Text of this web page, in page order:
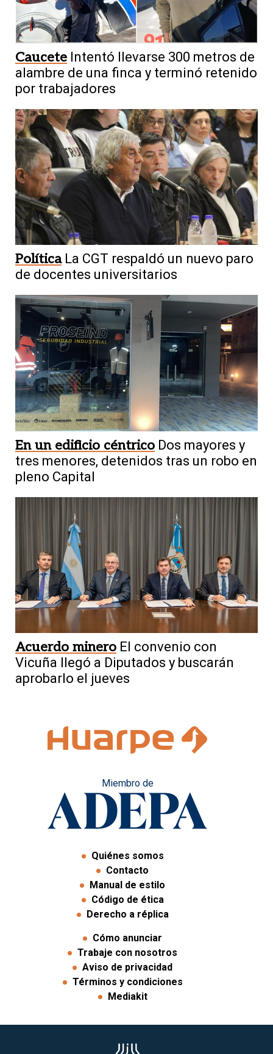
Caucete Intentó llevarse 300 metros de
alambre de una finca y terminó retenido
por trabajadores
Política La CGT respaldó un nuevo paro
de docentes universitarios
En un edificio céntrico Dos mayores y
tres menores, detenidos tras un robo en
pleno Capital
Acuerdo minero El convenio con
Vicuña llegó a Diputados y buscarán
aprobarlo el jueves
Miembro de
Quiénes somos
Contacto
Manual de estilo
Código de ética
Derecho a réplica
Cómo anunciar
Trabaje con nosotros
Aviso de privacidad
Términos y condiciones
Mediakit